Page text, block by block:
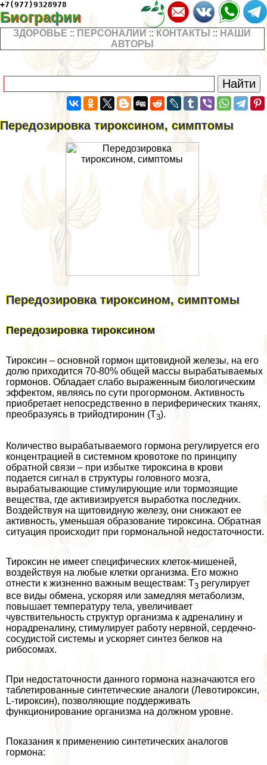
+7(977)9328978
Биографии
ЗДОРОВЬЕ :: ПЕРСОНАЛИИ :: КОНТАКТЫ :: НАШИ
АВТОРЫ
Передозировка тироксином, симптомы
Передозировка тироксином, симптомы
Передозировка тироксином
Тироксин – основной гормон щитовидной железы, на его
долю приходится 70-80% общей массы выpaбатываемых
гормонов. Обладает слабо выраженным биологическим
эффектом, являясь по сути прогормоном. Активность
приобретает непосредственно в периферических тканях,
преобразуясь в трийодтиронин (Т3).
Количество выpaбатываемого гормона регулируется его
концентрацией в системном кровотоке по принципу
обратной связи – при избытке тироксина в крови
подается сигнал в структуры головного мозга,
выpaбатывающие стимулирующие или тормозящие
вещества, где активизируется выработка последних.
Воздействуя на щитовидную железу, они снижают ее
активность, уменьшая образование тироксина. Обратная
ситуация происходит при гормональной недостаточности.
Тироксин не имеет специфических клеток-мишеней,
воздействуя на любые клетки организма. Его можно
отнести к жизненно важным веществам: Т3 регулирует
все виды обмена, ускоряя или замедляя метаболизм,
повышает температуру тела, увеличивает
чувствительность структур организма к адреналину и
норадреналину, стимулирует работу нервной, сердечно-
сосудистой системы и ускоряет синтез белков на
рибосомах.
При недостаточности данного гормона назначаются его
таблетированные синтетические аналоги (Левотироксин,
L-тироксин), позволяющие поддерживать
функционирование организма на должном уровне.
Показания к применению синтетических аналогов
гормона: